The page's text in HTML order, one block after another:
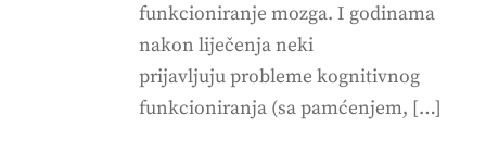
funkcioniranje mozga. I godinama
nakon liječenja neki
prijavljuju probleme kognitivnog
funkcioniranja (sa pamćenjem, […]